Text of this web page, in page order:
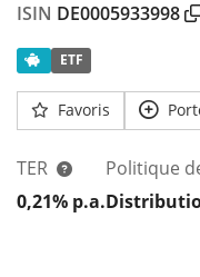
ISIN DE0005933998
ETF
Favoris
TER
0,21% p.a.
Politique